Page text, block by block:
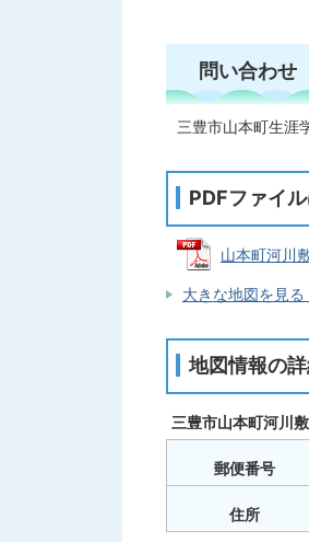
問い合わせ
三豊市山本町生
PDFファイ
山本町河川
大きな地図を見
地図情報の
三豊市山本町河川
郵便番号
住所